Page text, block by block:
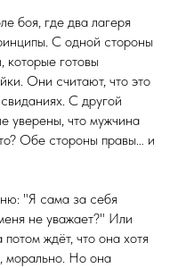
боя, где два лагеря
С одной стороны
готовы
Они считают, что это
С другой
уверены, что мужчина
Обе стороны правы… и
"Я сама за себя
не уважает?" Или
ждёт, что она хотя
морально. Но она